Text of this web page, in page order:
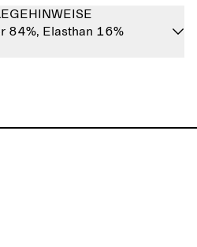
84%, Elasthan 16%